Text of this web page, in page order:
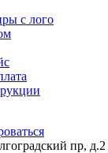
с лого
пр, д.2